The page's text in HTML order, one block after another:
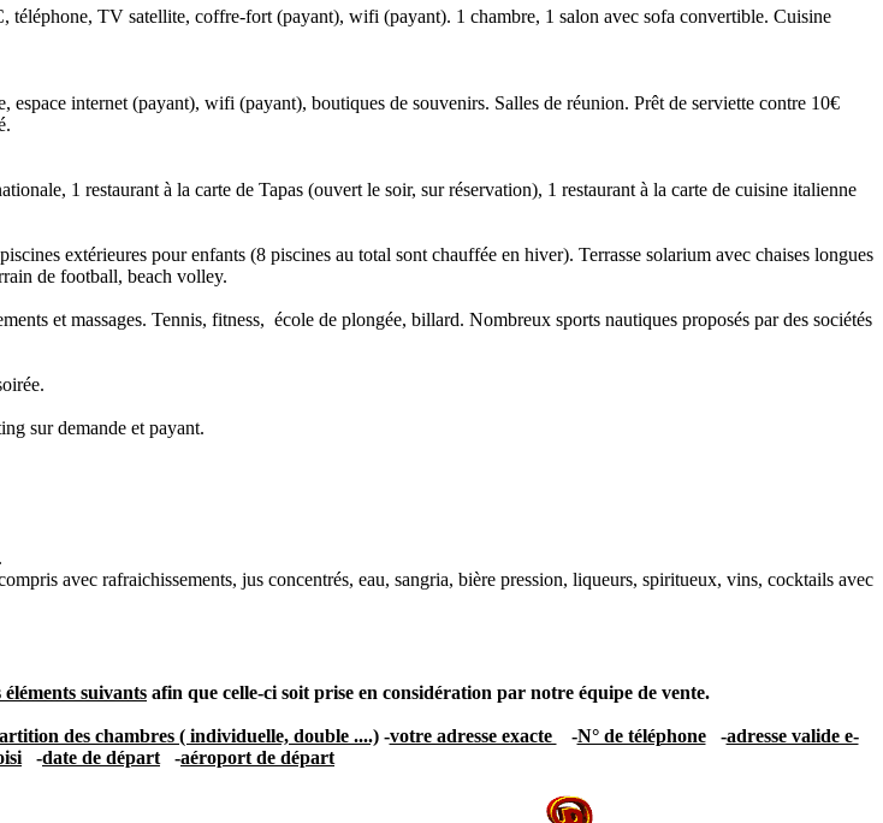
téléphone, TV satellite, coffre-fort (payant), wifi (payant). 1 chambre, 1 salon avec sofa convertible. Cuisine
espace internet (payant), wifi (payant), boutiques de souvenirs. Salles de réunion. Prêt de serviette contre 10€
1 restaurant à la carte de Tapas (ouvert le soir, sur réservation), 1 restaurant à la carte de cuisine italienne
extérieures pour enfants (8 piscines au total sont chauffée en hiver). Terrasse solarium avec chaises longues
de football, beach volley.
et massages. Tennis, fitness, école de plongée, billard. Nombreux sports nautiques proposés par des sociétés
sur demande et payant.
avec rafraichissements, jus concentrés, eau, sangria, bière pression, liqueurs, spiritueux, vins, cocktails avec
éléments suivants afin que celle-ci soit prise en considération par notre équipe de vente.
des chambres ( individuelle, double ....)-votre adresse exacte -N° de téléphone-adresse valide e-
-date de départ -aéroport de départ